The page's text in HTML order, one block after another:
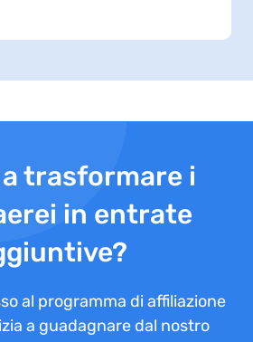
trasformare i
in entrate
al programma di affiliazione
a guadagnare dal nostro